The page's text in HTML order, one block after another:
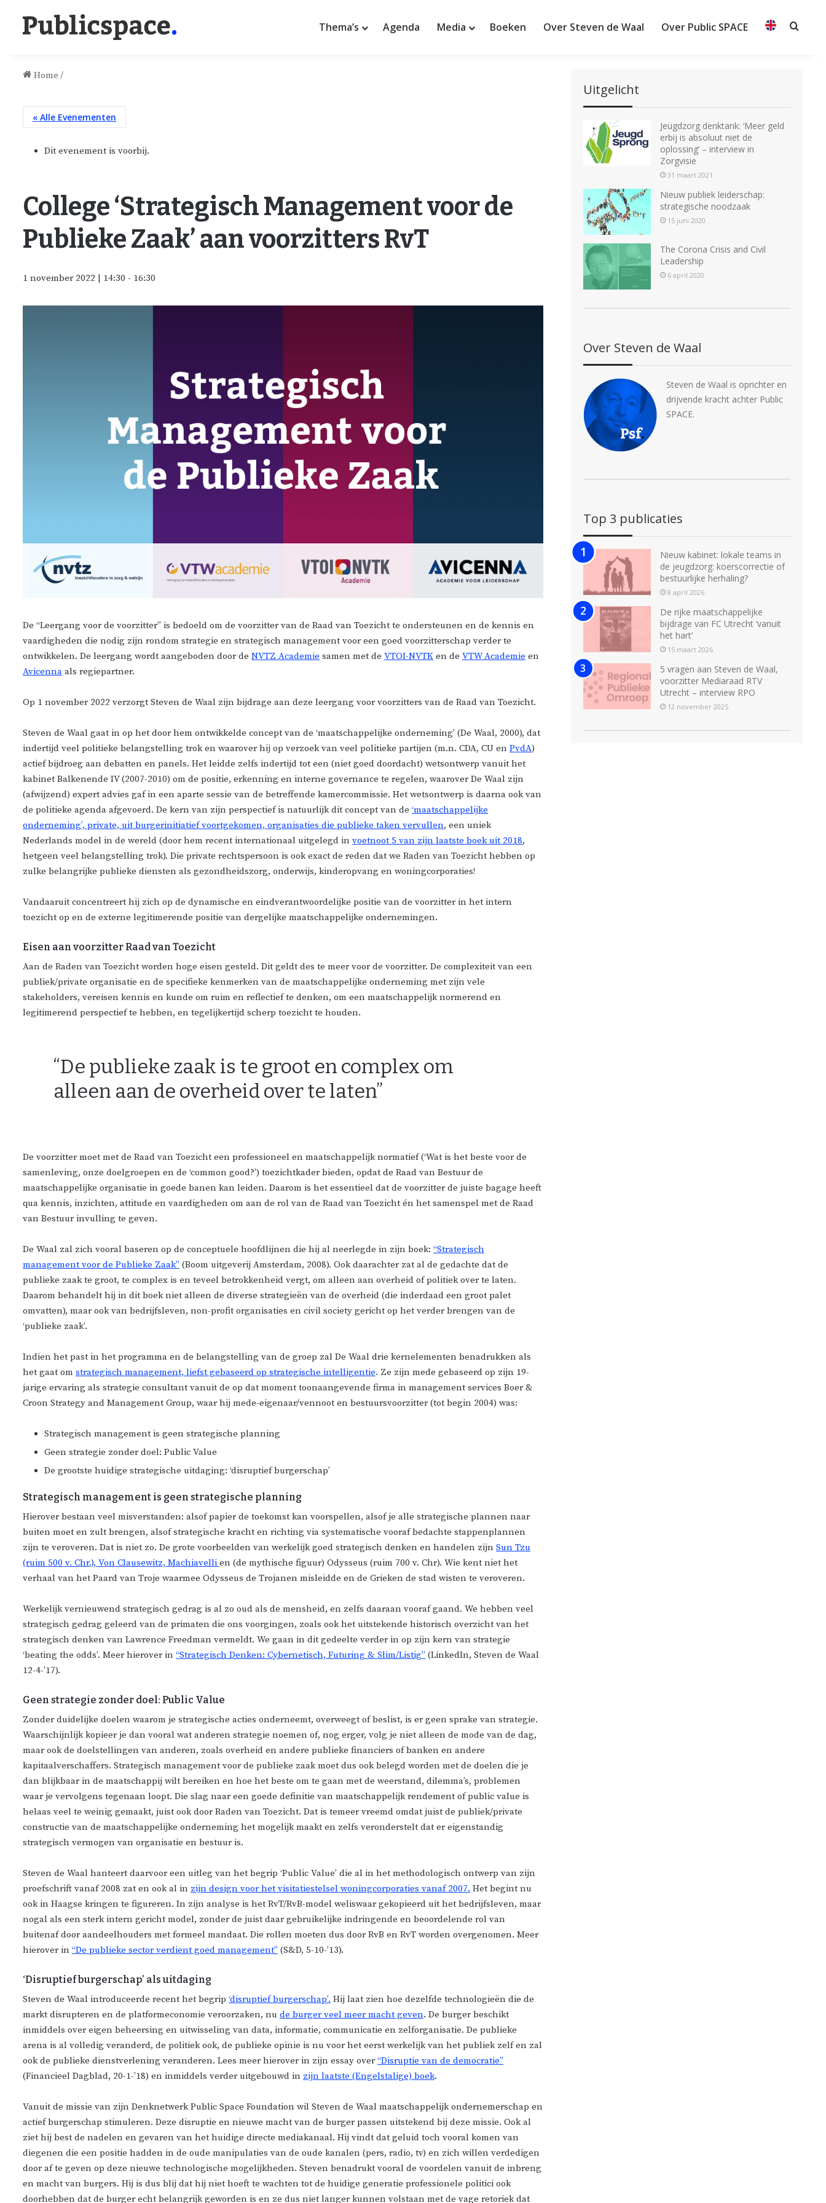
Thema’s Agenda Media Boeken Over Steven de Waal Over Public SPACE
Home /
« Alle Evenementen
Dit evenement is voorbij.
College ‘Strategisch Management voor de
Publieke Zaak’ aan voorzitters RvT
1 november 2022 | 14:30 - 16:30
De “Leergang voor de voorzitter” is bedoeld om de voorzitter van de Raad van Toezicht te ondersteunen en de kennis en
vaardigheden die nodig zijn rondom strategie en strategisch management voor een goed voorzitterschap verder te
ontwikkelen. De leergang wordt aangeboden door de NVTZ Academie samen met de VTOI-NVTK en de VTW Academie en
Avicenna als regiepartner.
Op 1 november 2022 verzorgt Steven de Waal zijn bijdrage aan deze leergang voor voorzitters van de Raad van Toezicht.
Steven de Waal gaat in op het door hem ontwikkelde concept van de ‘maatschappelijke onderneming’ (De Waal, 2000), dat
indertijd veel politieke belangstelling trok en waarover hij op verzoek van veel politieke partijen (m.n. CDA, CU en PvdA)
actief bijdroeg aan debatten en panels. Het leidde zelfs indertijd tot een (niet goed doordacht) wetsontwerp vanuit het
kabinet Balkenende IV (2007-2010) om de positie, erkenning en interne governance te regelen, waarover De Waal zijn
(afwijzend) expert advies gaf in een aparte sessie van de betreffende kamercommissie. Het wetsontwerp is daarna ook van
de politieke agenda afgevoerd. De kern van zijn perspectief is natuurlijk dit concept van de ‘maatschappelijke
onderneming’, private, uit burgerinitiatief voortgekomen, organisaties die publieke taken vervullen, een uniek
Nederlands model in de wereld (door hem recent internationaal uitgelegd in voetnoot 5 van zijn laatste boek uit 2018,
hetgeen veel belangstelling trok). Die private rechtspersoon is ook exact de reden dat we Raden van Toezicht hebben op
zulke belangrijke publieke diensten als gezondheidszorg, onderwijs, kinderopvang en woningcorporaties!
Vandaaruit concentreert hij zich op de dynamische en eindverantwoordelijke positie van de voorzitter in het intern
toezicht op en de externe legitimerende positie van dergelijke maatschappelijke ondernemingen.
Eisen aan voorzitter Raad van Toezicht
Aan de Raden van Toezicht worden hoge eisen gesteld. Dit geldt des te meer voor de voorzitter. De complexiteit van een
publiek/private organisatie en de specifieke kenmerken van de maatschappelijke onderneming met zijn vele
stakeholders, vereisen kennis en kunde om ruim en reflectief te denken, om een maatschappelijk normerend en
legitimerend perspectief te hebben, en tegelijkertijd scherp toezicht te houden.
“De publieke zaak is te groot en complex om
alleen aan de overheid over te laten”
De voorzitter moet met de Raad van Toezicht een professioneel en maatschappelijk normatief (‘Wat is het beste voor de
samenleving, onze doelgroepen en de ‘common good?’) toezichtkader bieden, opdat de Raad van Bestuur de
maatschappelijke organisatie in goede banen kan leiden. Daarom is het essentieel dat de voorzitter de juiste bagage heeft
qua kennis, inzichten, attitude en vaardigheden om aan de rol van de Raad van Toezicht én het samenspel met de Raad
van Bestuur invulling te geven.
De Waal zal zich vooral baseren op de conceptuele hoofdlijnen die hij al neerlegde in zijn boek: “Strategisch
management voor de Publieke Zaak” (Boom uitgeverij Amsterdam, 2008). Ook daarachter zat al de gedachte dat de
publieke zaak te groot, te complex is en teveel betrokkenheid vergt, om alleen aan overheid of politiek over te laten.
Daarom behandelt hij in dit boek niet alleen de diverse strategieën van de overheid (die inderdaad een groot palet
omvatten), maar ook van bedrijfsleven, non-profit organisaties en civil society gericht op het verder brengen van de
‘publieke zaak’.
Indien het past in het programma en de belangstelling van de groep zal De Waal drie kernelementen benadrukken als
het gaat om strategisch management, liefst gebaseerd op strategische intelligentie. Ze zijn mede gebaseerd op zijn 19-
jarige ervaring als strategie consultant vanuit de op dat moment toonaangevende firma in management services Boer &
Croon Strategy and Management Group, waar hij mede-eigenaar/vennoot en bestuursvoorzitter (tot begin 2004) was:
Strategisch management is geen strategische planning
Geen strategie zonder doel: Public Value
De grootste huidige strategische uitdaging: ‘disruptief burgerschap’
Strategisch management is geen strategische planning
Hierover bestaan veel misverstanden: alsof papier de toekomst kan voorspellen, alsof je alle strategische plannen naar
buiten moet en zult brengen, alsof strategische kracht en richting via systematische vooraf bedachte stappenplannen
zijn te veroveren. Dat is niet zo. De grote voorbeelden van werkelijk goed strategisch denken en handelen zijn Sun Tzu
(ruim 500 v. Chr.), Von Clausewitz, Machiavelli en (de mythische figuur) Odysseus (ruim 700 v. Chr). Wie kent niet het
verhaal van het Paard van Troje waarmee Odysseus de Trojanen misleidde en de Grieken de stad wisten te veroveren.
Werkelijk vernieuwend strategisch gedrag is al zo oud als de mensheid, en zelfs daaraan vooraf gaand. We hebben veel
strategisch gedrag geleerd van de primaten die ons voorgingen, zoals ook het uitstekende historisch overzicht van het
strategisch denken van Lawrence Freedman vermeldt. We gaan in dit gedeelte verder in op zijn kern van strategie
‘beating the odds’. Meer hierover in “Strategisch Denken: Cybernetisch, Futuring & Slim/Listig” (LinkedIn, Steven de Waal
12-4-’17).
Geen strategie zonder doel: Public Value
Zonder duidelijke doelen waarom je strategische acties onderneemt, overweegt of beslist, is er geen sprake van strategie.
Waarschijnlijk kopieer je dan vooral wat anderen strategie noemen of, nog erger, volg je niet alleen de mode van de dag,
maar ook de doelstellingen van anderen, zoals overheid en andere publieke financiers of banken en andere
kapitaalverschaffers. Strategisch management voor de publieke zaak moet dus ook belegd worden met de doelen die je
dan blijkbaar in de maatschappij wilt bereiken en hoe het beste om te gaan met de weerstand, dilemma’s, problemen
waar je vervolgens tegenaan loopt. Die slag naar een goede definitie van maatschappelijk rendement of public value is
helaas veel te weinig gemaakt, juist ook door Raden van Toezicht. Dat is temeer vreemd omdat juist de publiek/private
constructie van de maatschappelijke onderneming het mogelijk maakt en zelfs veronderstelt dat er eigenstandig
strategisch vermogen van organisatie en bestuur is.
Steven de Waal hanteert daarvoor een uitleg van het begrip ‘Public Value’ die al in het methodologisch ontwerp van zijn
proefschrift vanaf 2008 zat en ook al in zijn design voor het visitatiestelsel woningcorporaties vanaf 2007. Het begint nu
ook in Haagse kringen te figureren. In zijn analyse is het RvT/RvB-model weliswaar gekopieerd uit het bedrijfsleven, maar
nogal als een sterk intern gericht model, zonder de juist daar gebruikelijke indringende en beoordelende rol van
buitenaf door aandeelhouders met formeel mandaat. Die rollen moeten dus door RvB en RvT worden overgenomen. Meer
hierover in “De publieke sector verdient goed management” (S&D, 5-10-’13).
‘Disruptief burgerschap’ als uitdaging
Steven de Waal introduceerde recent het begrip ‘disruptief burgerschap’. Hij laat zien hoe dezelfde technologieën die de
markt disrupteren en de platformeconomie veroorzaken, nu de burger veel meer macht geven. De burger beschikt
inmiddels over eigen beheersing en uitwisseling van data, informatie, communicatie en zelforganisatie. De publieke
arena is al volledig veranderd, de politiek ook, de publieke opinie is nu voor het eerst werkelijk van het publiek zelf en zal
ook de publieke dienstverlening veranderen. Lees meer hierover in zijn essay over“Disruptie van de democratie”
(Financieel Dagblad, 20-1-’18) en inmiddels verder uitgebouwd in zijn laatste (Engelstalige) boek.
Vanuit de missie van zijn Denknetwerk Public Space Foundation wil Steven de Waal maatschappelijk ondernemerschap en
actief burgerschap stimuleren. Deze disruptie en nieuwe macht van de burger passen uitstekend bij deze missie. Ook al
ziet hij best de nadelen en gevaren van het huidige directe mediakanaal. Hij vindt dat geluid toch vooral komen van
diegenen die een positie hadden in de oude manipulaties van de oude kanalen (pers, radio, tv) en zich willen verdedigen
door af te geven op deze nieuwe technologische mogelijkheden. Steven benadrukt vooral de voordelen vanuit de inbreng
en macht van burgers. Hij is dus blij dat hij niet hoeft te wachten tot de huidige generatie professionele politici ook
doorhebben dat de burger echt belangrijk geworden is en ze dus niet langer kunnen volstaan met de vage retoriek dat
Uitgelicht
Jeugdzorg denktank: ‘Meer geld
erbij is absoluut niet de
oplossing’ – interview in
Zorgvisie
31 maart 2021
Nieuw publiek leiderschap:
strategische noodzaak
15 juni 2020
The Corona Crisis and Civil
Leadership
6 april 2020
Over Steven de Waal
Steven de Waal is oprichter en
drijvende kracht achter Public
SPACE.
Top 3 publicaties
Nieuw kabinet: lokale teams in
de jeugdzorg: koerscorrectie of
bestuurlijke herhaling?
8 april 2026
De rijke maatschappelijke
bijdrage van FC Utrecht ‘vanuit
het hart’
15 maart 2026
5 vragen aan Steven de Waal,
voorzitter Mediaraad RTV
Utrecht – interview RPO
12 november 2025